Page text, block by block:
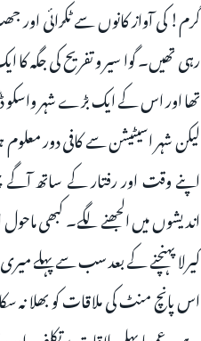
گرم! کی آواز کانوں سے ٹکرائی اور
رہی تھیں۔ گوا سیر و تفریح کی جگہ
تھا اور اس کے ایک بڑے شہر واسکو
لیکن شہر اسیٹیشن سے کافی دور
اپنے وقت اور رفتار کے ساتھ آگے
اندیشوں میں الجھنے لگے۔ کبھی
کیرلا پہنچنے کے بعد سب سے پہلے
اس پانچ منٹ کی ملاقات کو بھلا نہ